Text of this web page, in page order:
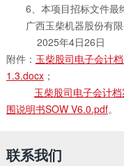
6、本项目招标文件最终
广西玉柴机器股份有限
2025年4日26日
附件： 玉柴股司电子会计
1.3.docx；
玉柴股司电子会计
围说明书SOW V6.0.pdf。
联系我们